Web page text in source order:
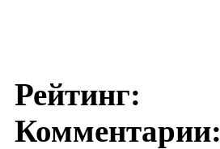
Рейтинг:
Комментарии: